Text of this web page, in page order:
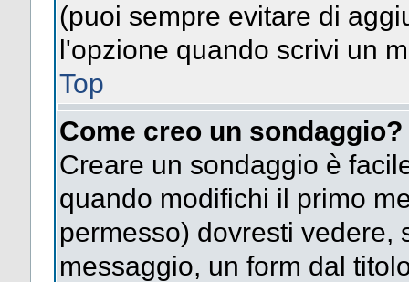
(puoi sempre evitare di
l'opzione quando scrivi un
Top
Come creo un sondaggio?
Creare un sondaggio è
quando modifichi il primo
permesso) dovresti vedere,
messaggio, un form dal